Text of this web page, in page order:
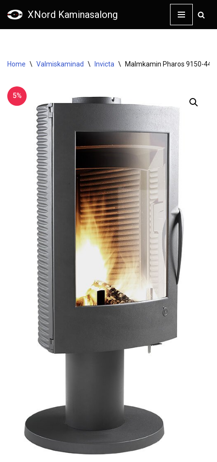
XNord Kaminasalong
Home \ Valmiskaminad \ Invicta \ Malmkamin Pharos 9150-44
5%